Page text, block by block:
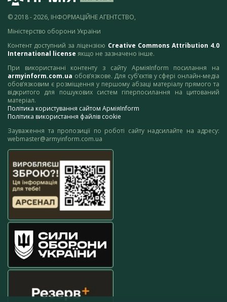
© 2018 - 2026, ІНФОРМАЦІЙНЕ АГЕНТСТВО,
Міністерство оборони України
Контент доступний за ліцензією Creative Commons Attribution 4.0
International license якщо не зазначено інше.
При використанні контенту з сайту АрміяInform посилання на
armyinform.com.ua обов’язкове. Для суб’єктів у сфері онлайн-медіа
обов’язковим є розміщення у першому абзаці матеріалу прямого та
відкритого для пошукових систем гіперпосилання на цитований
матеріал.
Політика користування сайтом АрміяInform
Політика використання файлів cookie
Зауваження та пропозиції по роботі сайту надсилайте на адресу:
webmaster@armyinform.com.ua